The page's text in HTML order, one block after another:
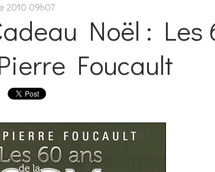
2010 09h07
Noël : Les
Foucault